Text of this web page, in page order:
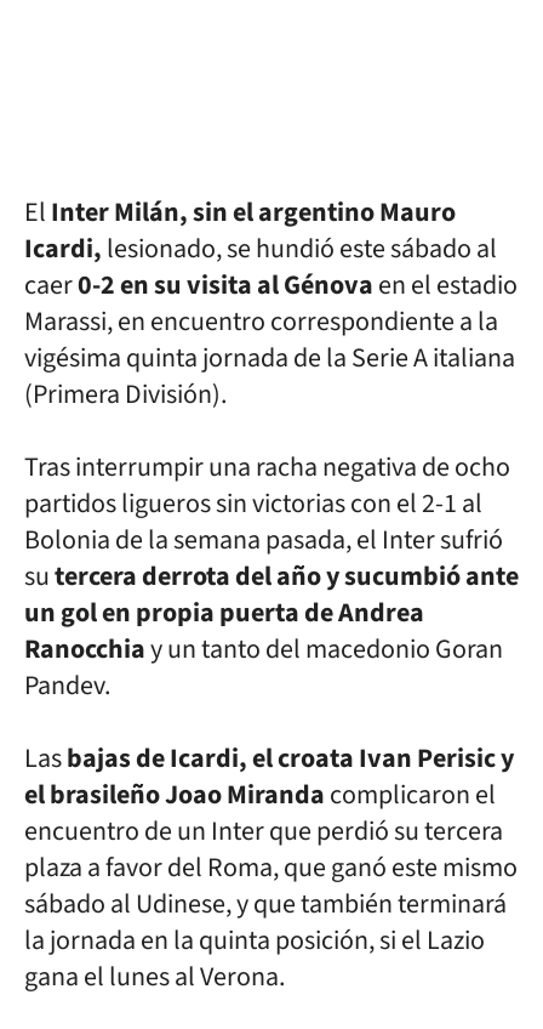
ElInter Milán, sin el argentino Mauro
Icardi,lesionado, se hundió este sábado al
caer0-2 en su visita al Génovaen el estadio
Marassi, en encuentro correspondiente a la
vigésima quinta jornada de la Serie A italiana
(Primera División).
Tras interrumpir una racha negativa de ocho
partidos ligueros sin victorias con el 2-1 al
Bolonia de la semana pasada, el Inter sufrió
sutercera derrota del año y sucumbió ante
un gol en propia puerta de Andrea
Ranocchiay un tanto del macedonio Goran
Pandev.
Lasbajas de Icardi, el croata Ivan Perisic y
el brasileño Joao Mirandacomplicaron el
encuentro de un Inter que perdió su tercera
plaza a favor del Roma, que ganó este mismo
sábado al Udinese, y que también terminará
la jornada en la quinta posición, si el Lazio
gana el lunes al Verona.